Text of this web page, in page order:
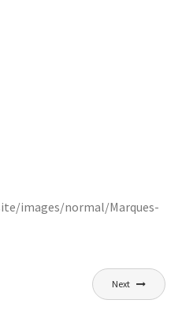
images/normal/Marques-
Next